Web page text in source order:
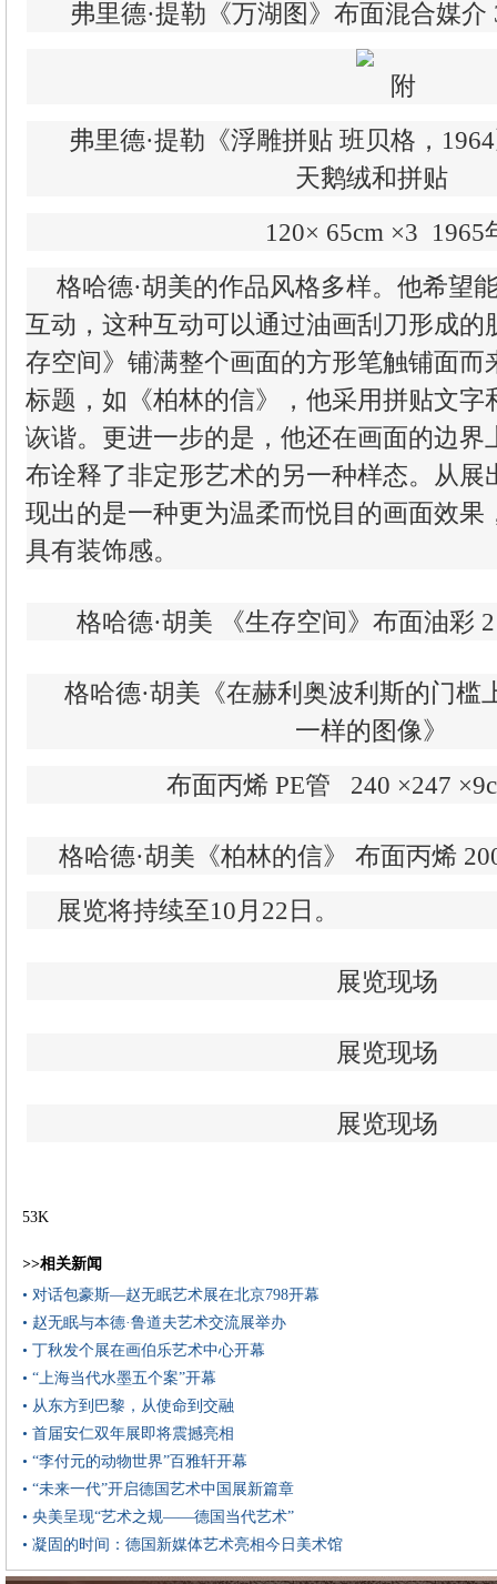
弗里德·提勒《万湖图》布面混合媒介
弗里德·提勒《浮雕拼贴 班贝格，
天鹅绒和拼贴
120× 65cm ×3 1965
格哈德·胡美的作品风格多样。他希望
互动，这种互动可以通过油画刮刀形成的
存空间》铺满整个画面的方形笔触铺面而
标题，如《柏林的信》，他采用拼贴文字
诙谐。更进一步的是，他还在画面的边界
布诠释了非定形艺术的另一种样态。从展
现出的是一种更为温柔而悦目的画面效果
具有装饰感。
格哈德·胡美 《生存空间》布面油彩
格哈德·胡美《在赫利奥波利斯的门
一样的图像》
布面丙烯 PE管 240 ×247
格哈德·胡美《柏林的信》 布面丙烯
展览将持续至10月22日。
展览现场
展览现场
展览现场
53K
>>相关新闻
• 对话包豪斯—赵无眠艺术展在北京798开幕
• 赵无眠与本德·鲁道夫艺术交流展举办
• 丁秋发个展在画伯乐艺术中心开幕
• “上海当代水墨五个案”开幕
• 从东方到巴黎，从使命到交融
• 首届安仁双年展即将震撼亮相
• “李付元的动物世界”百雅轩开幕
• “未来一代”开启德国艺术中国展新篇章
• 央美呈现“艺术之规——德国当代艺术”
• 凝固的时间：德国新媒体艺术亮相今日美术馆